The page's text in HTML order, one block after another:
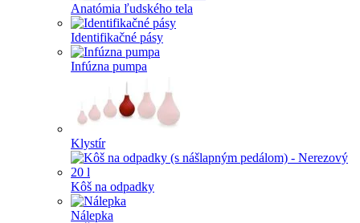
Anatómia ľudského tela
Identifikačné pásy
Infúzna pumpa
Klystír
Kôš na odpadky
Nálepka